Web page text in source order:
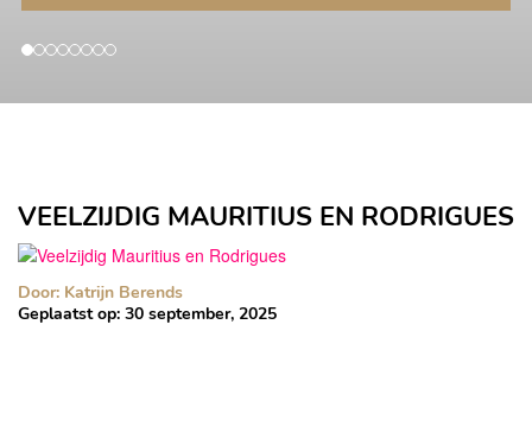
VEELZIJDIG MAURITIUS EN RODRIGUES
Door: Katrijn Berends
Geplaatst op: 30 september, 2025